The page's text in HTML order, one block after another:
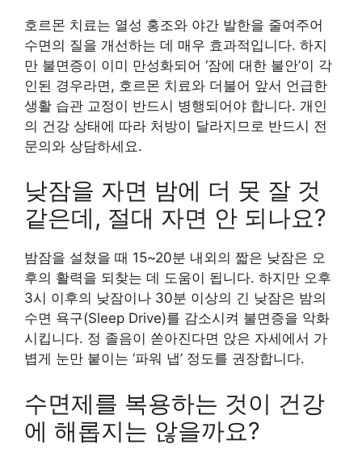
호르몬 치료는 열성 홍조와 야간 발한을 줄여주어
수면의 질을 개선하는 데 매우 효과적입니다. 하지
만 불면증이 이미 만성화되어 ‘잠에 대한 불안’이 각
인된 경우라면, 호르몬 치료와 더불어 앞서 언급한
생활 습관 교정이 반드시 병행되어야 합니다. 개인
의 건강 상태에 따라 처방이 달라지므로 반드시 전
문의와 상담하세요.
낮잠을 자면 밤에 더 못 잘 것
같은데, 절대 자면 안 되나요?
밤잠을 설쳤을 때 15~20분 내외의 짧은 낮잠은 오
후의 활력을 되찾는 데 도움이 됩니다. 하지만 오후
3시 이후의 낮잠이나 30분 이상의 긴 낮잠은 밤의
수면 욕구(Sleep Drive)를 감소시켜 불면증을 악화
시킵니다. 정 졸음이 쏟아진다면 앉은 자세에서 가
볍게 눈만 붙이는 ‘파워 냅’ 정도를 권장합니다.
수면제를 복용하는 것이 건강
에 해롭지는 않을까요?